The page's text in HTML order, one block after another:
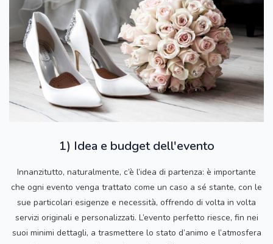
1) Idea e budget dell'evento
Innanzitutto, naturalmente, c’è l’idea di partenza: è importante
che ogni evento venga trattato come un caso a sé stante, con le
sue particolari esigenze e necessità, offrendo di volta in volta
servizi originali e personalizzati. L’evento perfetto riesce, fin nei
suoi minimi dettagli, a trasmettere lo stato d’animo e l’atmosfera